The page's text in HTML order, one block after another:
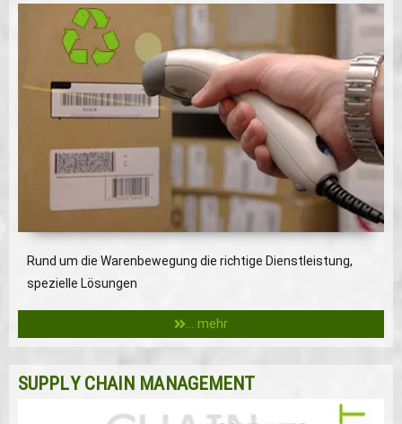
Rund um die Warenbewegung die richtige Dienstleistung,
spezielle Lösungen
... mehr
SUPPLY CHAIN MANAGEMENT